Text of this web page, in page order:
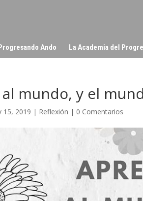
Ando La Academia del
mundo, y el
15, 2019 | Reflexión | 0 Comentarios